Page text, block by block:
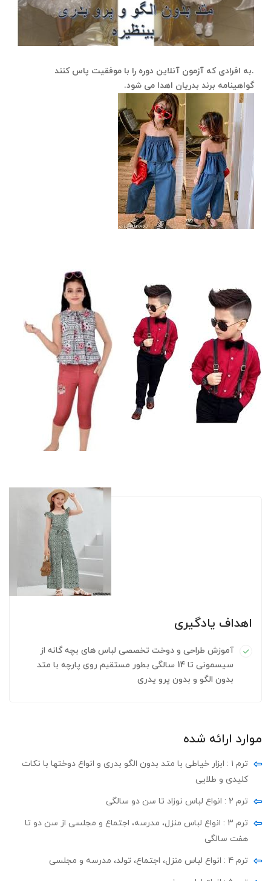
.به افرادی که آزمون آنلاین دوره را با موفقیت پاس کنند
گواهینامه برند بدریان اهدا می شود.
اهداف یادگیری
آموزش طراحی و دوخت تخصصی لباس های بچه گانه از
سیسمونی تا 14 سالگی بطور مستقیم روی پارچه با متد
بدون الگو و بدون پرو یدری
موارد ارائه شده
ترم ۱ : ابزار خیاطی با متد بدون الگو بدری و انواع دوختها با نکات
کلیدی و طلایی
ترم 2 : انواع لباس نوزاد تا سن دو سالگی
ترم 3 : انواع لباس منزل، مدرسه، اجتماع و مجلسی از سن دو تا
هفت سالگی
ترم 4 : انواع لباس منزل، اجتماع، تولد، مدرسه و مجلسی